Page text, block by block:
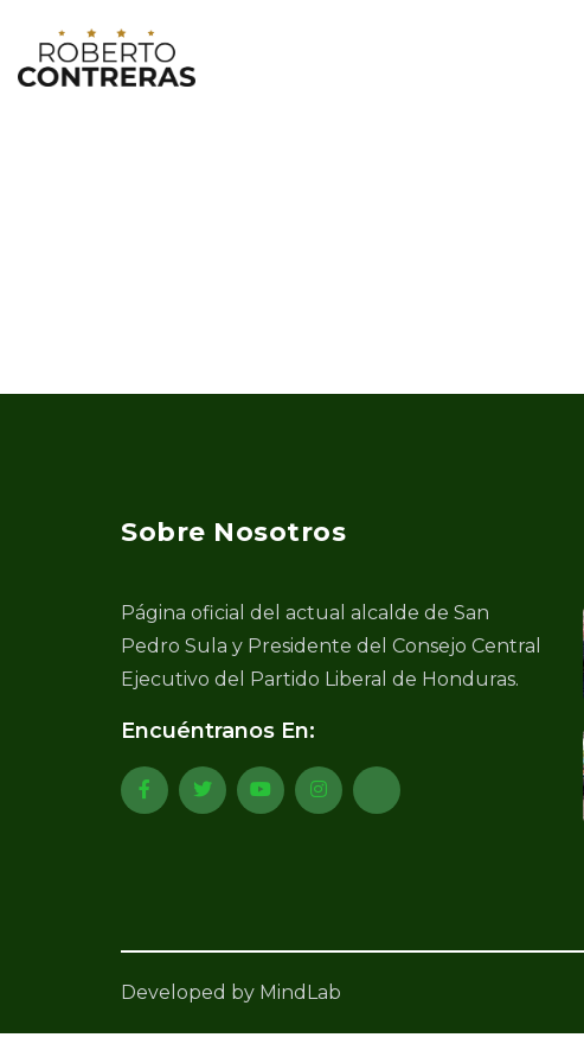
Sobre Nosotros
Página oficial del actual alcalde de San
Pedro Sula y Presidente del Consejo Central
Ejecutivo del Partido Liberal de Honduras.
Encuéntranos En:
Developed by MindLab